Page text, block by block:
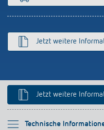
Anfahrt
Jetzt weitere
Jetzt weitere
Technische
Bitte auswählen